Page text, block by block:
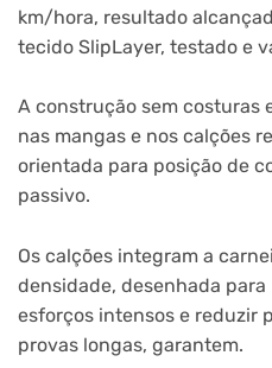
km/hora, resultado
tecido SlipLayer, testado e
A construção sem costuras
nas mangas e nos calções
orientada para posição de
passivo.
Os calções integram a
densidade, desenhada
esforços intensos e reduzir
provas longas, garantem.